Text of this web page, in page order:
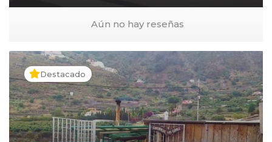
Aún no hay reseñas
Destacado